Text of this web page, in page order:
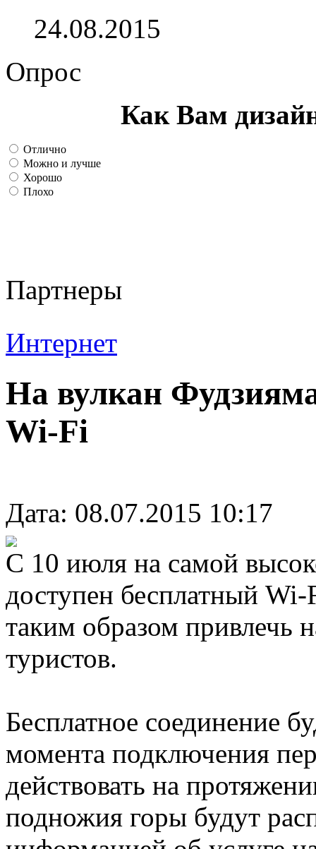
24.08.2015
Опрос
Как Вам
Отлично
Можно и лучше
Хорошо
Плохо
Партнеры
Интернет
На вулкан
Wi-Fi
Дата: 08.07.2015 10:17
С 10 июля на самой
доступен бесплатный
таким образом привлечь
туристов.
Бесплатное соединение
момента подключения
действовать на
подножия горы будут